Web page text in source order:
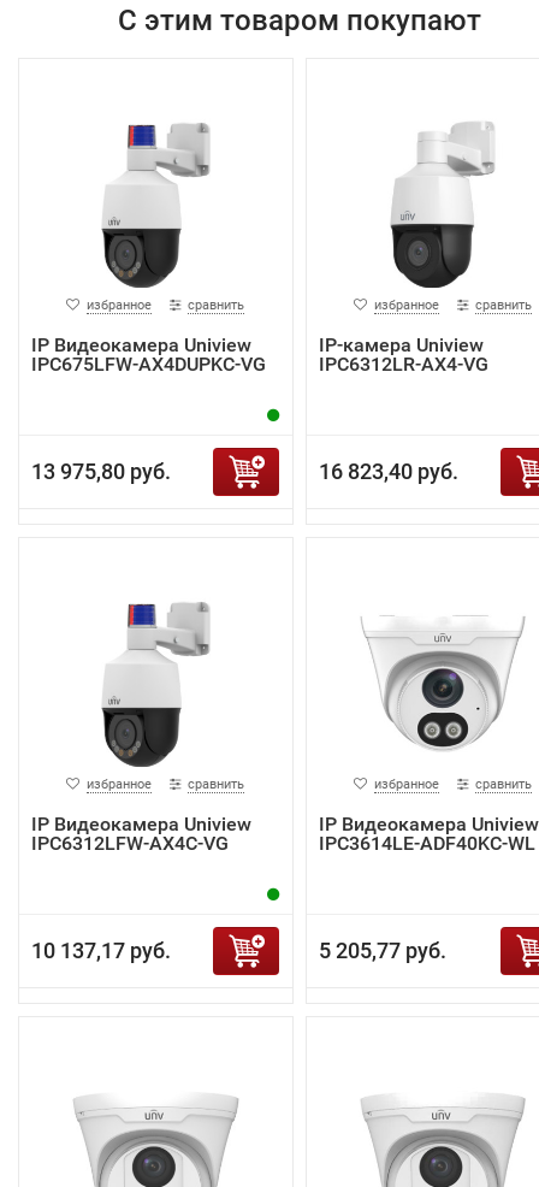
С этим товаром покупают
избранное сравнить
IP Видеокамера Uniview
IPC675LFW-AX4DUPKC-VG
13 975,80 руб.
избранное сравнить
IP-камера Uniview
IPC6312LR-AX4-VG
16 823,40 руб.
избранное сравнить
IP Видеокамера Uniview
IPC6312LFW-AX4C-VG
10 137,17 руб.
избранное сравнить
IP Видеокамера Uniview
IPC3614LE-ADF40KC-WL
5 205,77 руб.